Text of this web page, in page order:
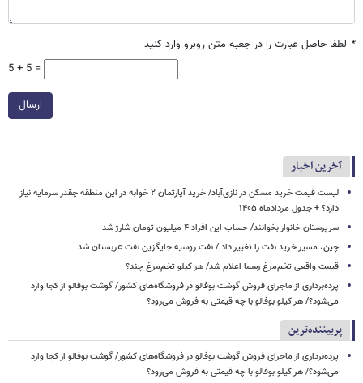
* لطفا حاصل عبارت را در جعبه متن روبرو وارد کنید
5 + 5 =
ارسال
آخرین اخبار
لیست قیمت خرید مسکن در نازی‌آباد/ خرید آپارتمان ۲ خوابه در این منطقه چقدر سرمایه نیاز
دارد؟ + جدول مردادماه ۱۴۰۵
سرپرستان خانوار بخوانند/ حساب این افراد ۴ میلیون تومان شارژ شد
چین، مسیر خرید نفت را تغییر داد / نفت روسیه جایگزین نفت عربستان شد
قیمت واقعی تخم‌مرغ رسما اعلام شد/ هر کیلو تخم‌مرغ چند؟
پرده‌برداری از ماجرای فروش گوشت بوفالو در فروشگاه‌های کشور/ گوشت بوفالو از کجا وارد
می‌شود؟/ هر کیلو بوفالو با چه قیمتی به فروش می‌رود؟
پربیننده‌ترین
پرده‌برداری از ماجرای فروش گوشت بوفالو در فروشگاه‌های کشور/ گوشت بوفالو از کجا وارد
می‌شود؟/ هر کیلو بوفالو با چه قیمتی به فروش می‌رود؟